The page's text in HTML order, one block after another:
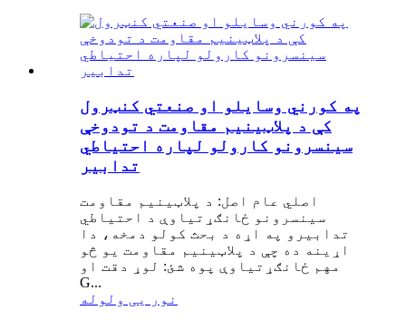
په کورني وسایلو او صنعتي کنټرول
کې د پلاټینیم مقاومت د تودوخې
سینسرونو کارولو لپاره احتیاطي
تدابیر
اصلي عام اصل: د پلاټینیم مقاومت
سینسرونو ځانګړتیاوې د احتیاطي
تدابیرو په اړه د بحث کولو دمخه، دا
اړینه ده چې د پلاټینیم مقاومت یو څو
مهم ځانګړتیاوې پوه شئ: لوړ دقت او
G...
نور یی ولوله